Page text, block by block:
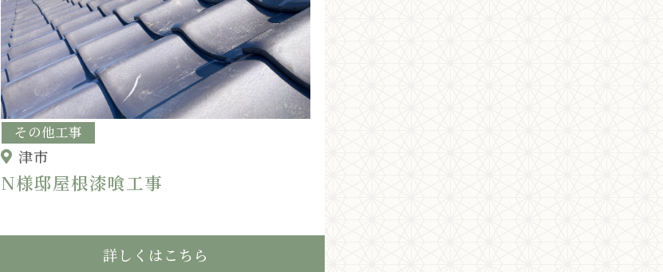
その他工事
津市
N様邸屋根漆喰工事
詳しくはこちら